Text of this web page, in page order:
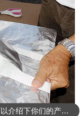
可以介绍下你们的产品么？